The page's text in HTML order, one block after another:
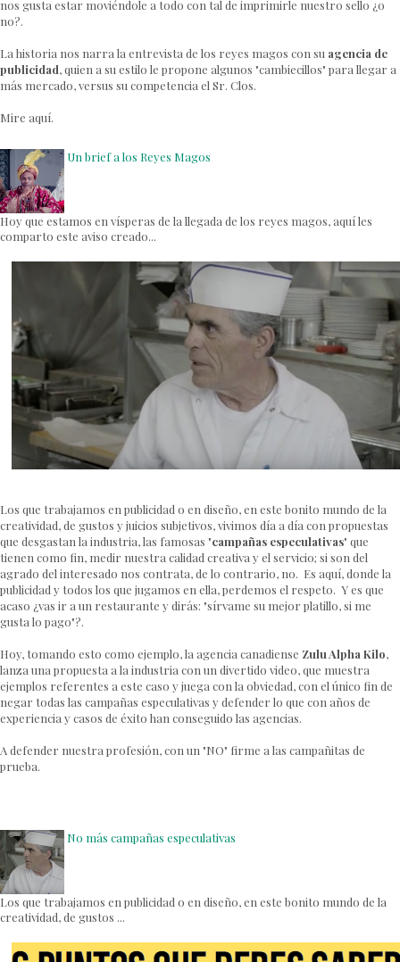
nos gusta estar moviéndole a todo con tal de imprimirle nuestro sello ¿o
no?.
La historia nos narra la entrevista de los reyes magos con su agencia de
publicidad, quien a su estilo le propone algunos "cambiecillos" para llegar a
más mercado, versus su competencia el Sr. Clos.
Mire aquí.
Un brief a los Reyes Magos
Hoy que estamos en vísperas de la llegada de los reyes magos, aquí les
comparto este aviso creado...
Los que trabajamos en publicidad o en diseño, en este bonito mundo de la
creatividad, de gustos y juicios subjetivos, vivimos día a día con propuestas
que desgastan la industria, las famosas "campañas especulativas" que
tienen como fin, medir nuestra calidad creativa y el servicio; si son del
agrado del interesado nos contrata, de lo contrario, no. Es aquí, donde la
publicidad y todos los que jugamos en ella, perdemos el respeto. Y es que
acaso ¿vas ir a un restaurante y dirás: "sírvame su mejor platillo, si me
gusta lo pago"?.
Hoy, tomando esto como ejemplo, la agencia canadiense Zulu Alpha Kilo,
lanza una propuesta a la industria con un divertido video, que muestra
ejemplos referentes a este caso y juega con la obviedad, con el único fin de
negar todas las campañas especulativas y defender lo que con años de
experiencia y casos de éxito han conseguido las agencias.
A defender nuestra profesión, con un "NO" firme a las campañitas de
prueba.
No más campañas especulativas
Los que trabajamos en publicidad o en diseño, en este bonito mundo de la
creatividad, de gustos ...